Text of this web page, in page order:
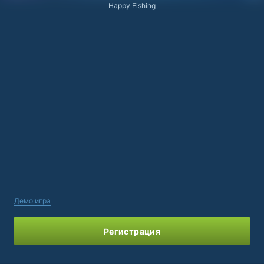
Happy Fishing
Демо игра
Регистрация